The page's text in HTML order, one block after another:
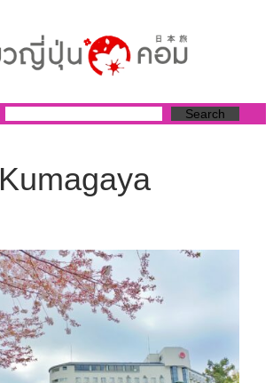
Search
Kumagaya